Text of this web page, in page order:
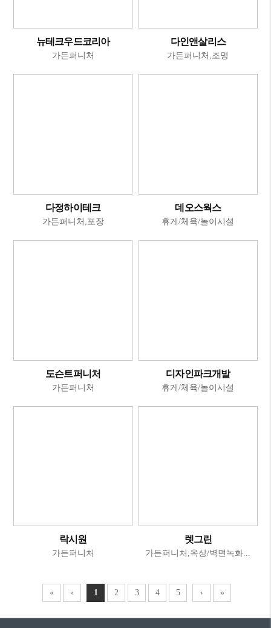
뉴테크우드코리아
가든퍼니처
다인앤살리스
가든퍼니처,조명
다정하이테크
가든퍼니처,포장
데오스웍스
휴게/체육/놀이시설
도슨트퍼니처
가든퍼니처
디자인파크개발
휴게/체육/놀이시설
락시원
가든퍼니처
렛그린
가든퍼니처,옥상/벽면녹화...
«처
‹이
1 2(현
3(현
4(현
5(현
›다
»마